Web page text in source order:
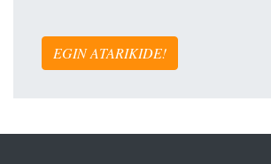
EGIN ATARIKIDE!